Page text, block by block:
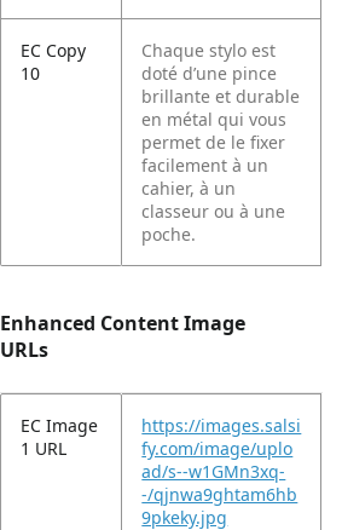
EC Copy
10
Chaque stylo est
doté d’une pince
brillante et durable
en métal qui vous
permet de le fixer
facilement à un
cahier, à un
classeur ou à une
poche.
Enhanced Content Image
URLs
EC Image
1 URL
https://images.salsi
fy.com/image/uplo
ad/s--w1GMn3xq-
-/qjnwa9ghtam6hb
9pkeky.jpg